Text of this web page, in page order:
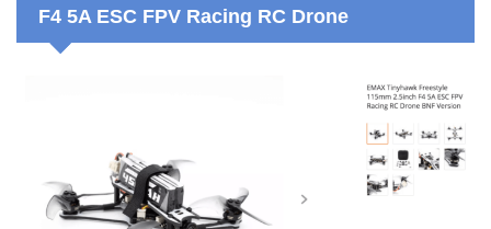
F4 5A ESC FPV Racing RC Drone